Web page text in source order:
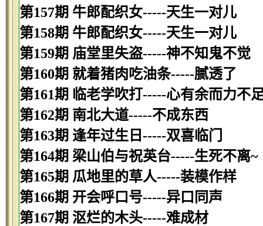
第157期 牛郎配织女-----天生一对儿
第158期 牛郎配织女-----天生一对儿
第159期 庙堂里失盗-----神不知鬼不觉
第160期 就着猪肉吃油条-----腻透了
第161期 临老学吹打-----心有余而力不
第162期 南北大道-----不成东西
第163期 逢年过生日-----双喜临门
第164期 梁山伯与祝英台-----生死不离~
第165期 瓜地里的草人-----装模作样
第166期 开会呼口号-----异口同声
第167期 沤烂的木头-----难成材